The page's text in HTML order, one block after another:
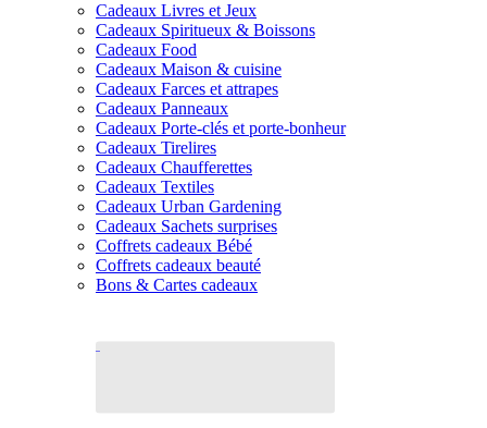
Cadeaux Livres et Jeux
Cadeaux Spiritueux & Boissons
Cadeaux Food
Cadeaux Maison & cuisine
Cadeaux Farces et attrapes
Cadeaux Panneaux
Cadeaux Porte-clés et porte-bonheur
Cadeaux Tirelires
Cadeaux Chaufferettes
Cadeaux Textiles
Cadeaux Urban Gardening
Cadeaux Sachets surprises
Coffrets cadeaux Bébé
Coffrets cadeaux beauté
Bons & Cartes cadeaux